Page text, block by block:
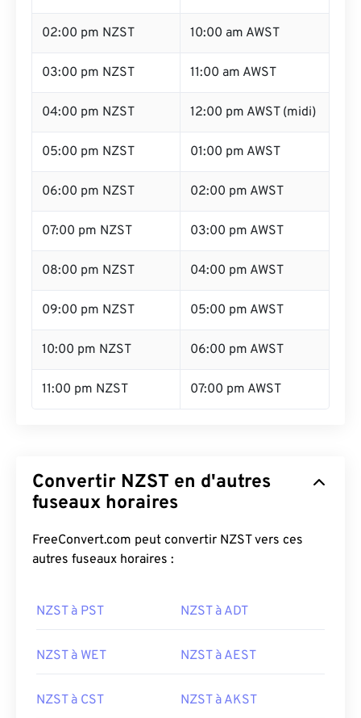
02:00 pm NZST 10:00 am AWST
03:00 pm NZST 11:00 am AWST
04:00 pm NZST 12:00 pm AWST (midi)
05:00 pm NZST 01:00 pm AWST
06:00 pm NZST 02:00 pm AWST
07:00 pm NZST 03:00 pm AWST
08:00 pm NZST 04:00 pm AWST
09:00 pm NZST 05:00 pm AWST
10:00 pm NZST 06:00 pm AWST
11:00 pm NZST 07:00 pm AWST
Convertir NZST en d'autres
fuseaux horaires
FreeConvert.com peut convertir NZST vers ces
autres fuseaux horaires :
NZST à PST NZST à ADT
NZST à WET NZST à AEST
NZST à CST NZST à AKST